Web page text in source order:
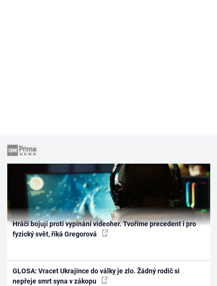
Hráči bojují proti vypínání videoher. Tvoříme precedent i pro
fyzický svět, říká Gregorová
GLOSA: Vracet Ukrajince do války je zlo. Žádný rodič si
nepřeje smrt syna v zákopu